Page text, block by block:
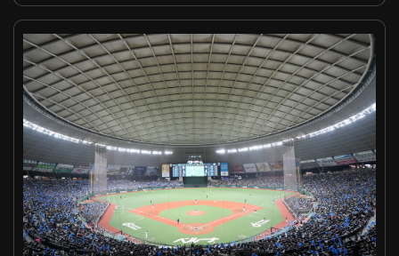
パーソル パ・リーグ公式戦 埼玉西武 VS 北海道日本ハム